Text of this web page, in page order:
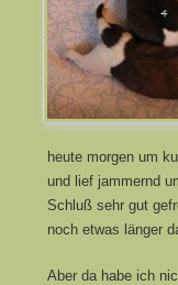
heute morgen um
und lief jammernd
Schluß sehr gut
noch etwas länger
Aber da habe ich